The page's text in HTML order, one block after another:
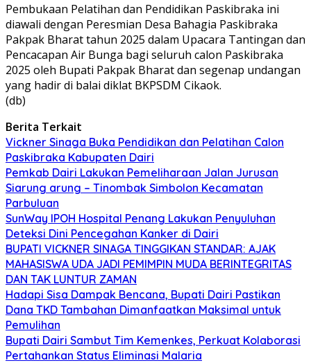
Pembukaan Pelatihan dan Pendidikan Paskibraka ini
diawali dengan Peresmian Desa Bahagia Paskibraka
Pakpak Bharat tahun 2025 dalam Upacara Tantingan dan
Pencacapan Air Bunga bagi seluruh calon Paskibraka
2025 oleh Bupati Pakpak Bharat dan segenap undangan
yang hadir di balai diklat BKPSDM Cikaok.
(db)
Berita Terkait
Vickner Sinaga Buka Pendidikan dan Pelatihan Calon
Paskibraka Kabupaten Dairi
Pemkab Dairi Lakukan Pemeliharaan Jalan Jurusan
Siarung arung – Tinombak Simbolon Kecamatan
Parbuluan
SunWay IPOH Hospital Penang Lakukan Penyuluhan
Deteksi Dini Pencegahan Kanker di Dairi
BUPATI VICKNER SINAGA TINGGIKAN STANDAR: AJAK
MAHASISWA UDA JADI PEMIMPIN MUDA BERINTEGRITAS
DAN TAK LUNTUR ZAMAN
Hadapi Sisa Dampak Bencana, Bupati Dairi Pastikan
Dana TKD Tambahan Dimanfaatkan Maksimal untuk
Pemulihan
Bupati Dairi Sambut Tim Kemenkes, Perkuat Kolaborasi
Pertahankan Status Eliminasi Malaria